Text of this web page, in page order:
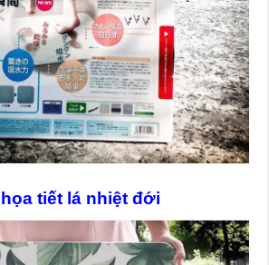
tiết lá nhiệt đới